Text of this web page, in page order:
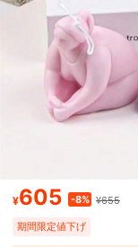
¥605 -8% ¥655
期間限定値下げ